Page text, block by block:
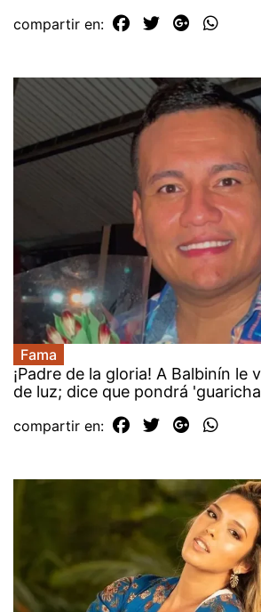
compartir en:
Fama
¡Padre de la gloria! A Balbinín le
de luz; dice que pondrá
compartir en: